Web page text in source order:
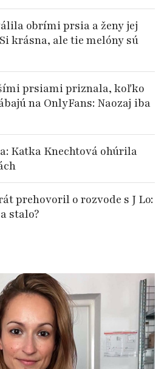
obrími prsia a ženy jej
krásna, ale tie melóny sú
prsiami priznala, koľko
na OnlyFans: Naozaj iba
Katka Knechtová ohúrila
prehovoril o rozvode s J Lo:
stalo?